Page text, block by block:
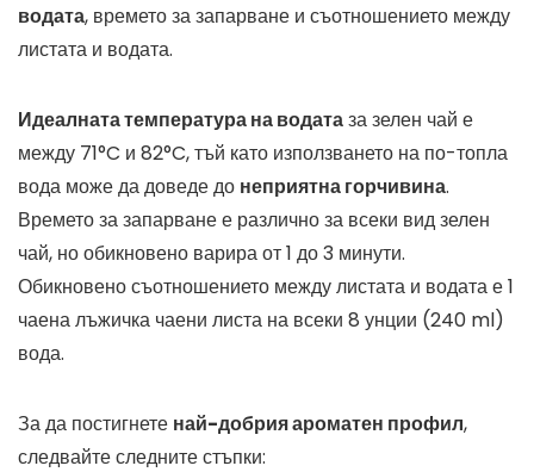
водата, времето за запарване и съотношението между
листата и водата.
Идеалната температура на водатаза зелен чай е
между 71°C и 82°C, тъй като използването на по-топла
вода може да доведе до неприятна горчивина.
Времето за запарване е различно за всеки вид зелен
чай, но обикновено варира от 1 до 3 минути.
Обикновено съотношението между листата и водата е 1
чаена лъжичка чаени листа на всеки 8 унции (240 ml)
вода.
За да постигнете най-добрия ароматен профил,
следвайте следните стъпки: